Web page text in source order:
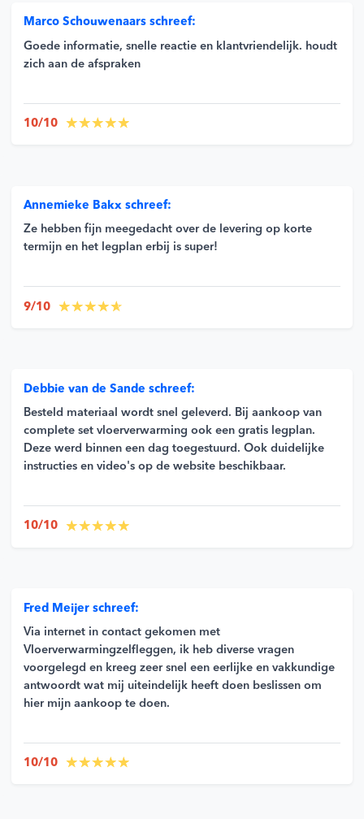
Marco Schouwenaars schreef:
Goede informatie, snelle reactie en klantvriendelijk. houdt
zich aan de afspraken
10/10
Annemieke Bakx schreef:
Ze hebben fijn meegedacht over de levering op korte
termijn en het legplan erbij is super!
9/10
Debbie van de Sande schreef:
Besteld materiaal wordt snel geleverd. Bij aankoop van
complete set vloerverwarming ook een gratis legplan.
Deze werd binnen een dag toegestuurd. Ook duidelijke
instructies en video's op de website beschikbaar.
10/10
Fred Meijer schreef:
Via internet in contact gekomen met
Vloerverwarmingzelfleggen, ik heb diverse vragen
voorgelegd en kreeg zeer snel een eerlijke en vakkundige
antwoordt wat mij uiteindelijk heeft doen beslissen om
hier mijn aankoop te doen.
10/10